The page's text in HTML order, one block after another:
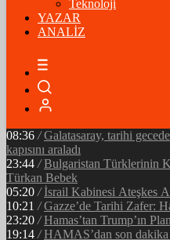
BİTCOİN
Teknoloji
YAZAR
ANALİZ
05:34 / Ramazan’ın Bereketi
08:36 / Galatasaray, tarihi
kapısını araladı
23:44 / Bulgaristan Türklerinin
Türkan Bebek
05:20 / İsrail Kabinesi Ateşkes
10:21 / Gazze’de Tarihi Zafer:
23:20 / Hamas’tan Trump’ın
19:14 / HAMAS’dan son dakika